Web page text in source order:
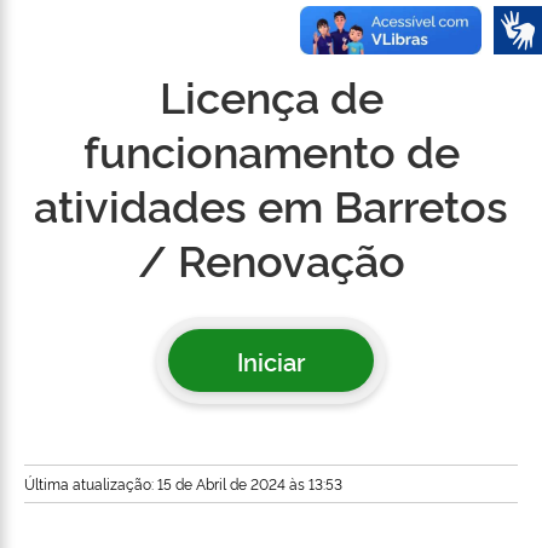
Licença de
funcionamento de
atividades em Barretos
/ Renovação
Iniciar
Última atualização: 15 de Abril de 2024 às 13:53